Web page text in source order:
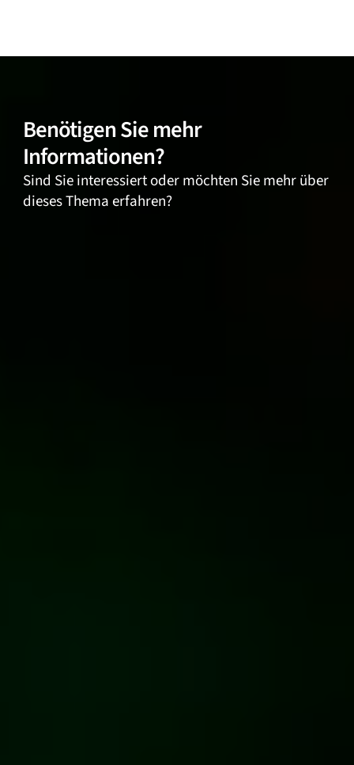
Benötigen Sie mehr
Informationen?
Sind Sie interessiert oder möchten Sie mehr über
dieses Thema erfahren?